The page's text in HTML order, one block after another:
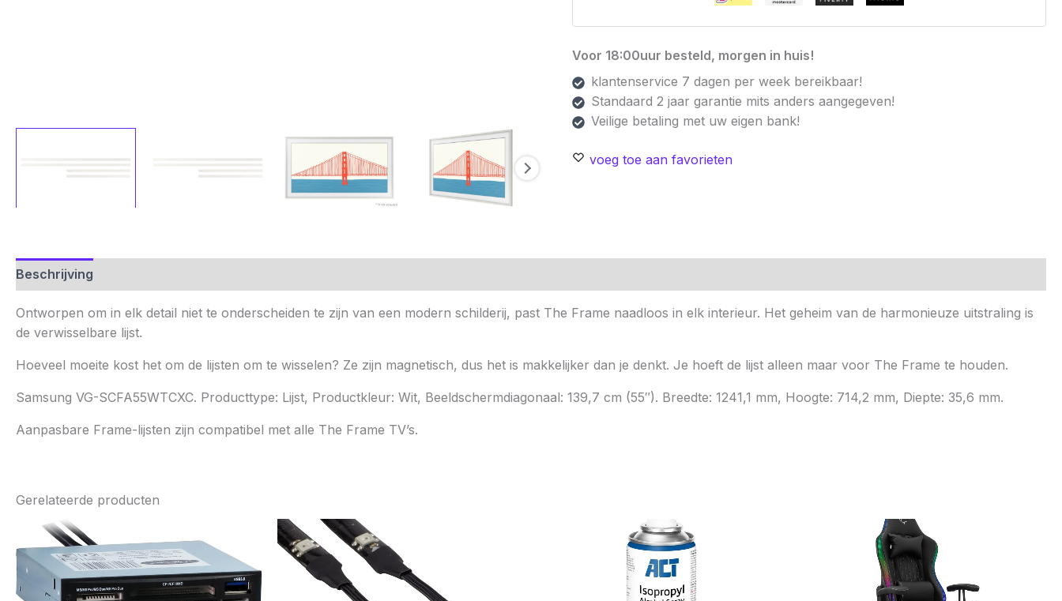
Voor 18:00uur besteld, morgen in huis!
klantenservice 7 dagen per week bereikbaar!
Standaard 2 jaar garantie mits anders aangegeven!
Veilige betaling met uw eigen bank!
voeg toe aan favorieten
Beschrijving
Ontworpen om in elk detail niet te onderscheiden te zijn van een modern schilderij, past The Frame naadloos in elk interieur. Het geheim van de harmonieuze uitstraling is
de verwisselbare lijst.
Hoeveel moeite kost het om de lijsten om te wisselen? Ze zijn magnetisch, dus het is makkelijker dan je denkt. Je hoeft de lijst alleen maar voor The Frame te houden.
Samsung VG-SCFA55WTCXC. Producttype: Lijst, Productkleur: Wit, Beeldschermdiagonaal: 139,7 cm (55″). Breedte: 1241,1 mm, Hoogte: 714,2 mm, Diepte: 35,6 mm.
Aanpasbare Frame-lijsten zijn compatibel met alle The Frame TV’s.
Gerelateerde producten